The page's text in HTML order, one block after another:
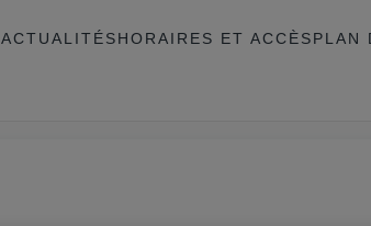
ACTUALITÉSHORAIRES ET ACCÈSPLAN